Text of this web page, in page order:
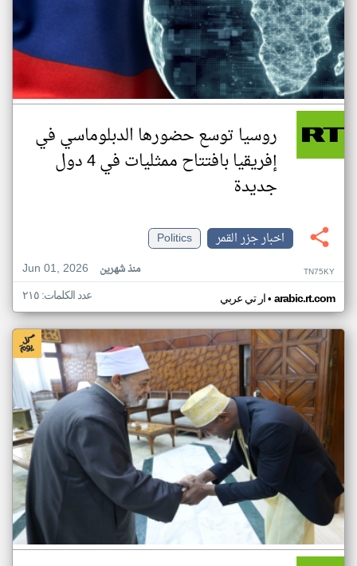
روسيا توسع حضورها الدبلوماسي في
إفريقيا بافتتاح ممثليات في 4 دول
جديدة
اخبار جزر القمر
Politics
Jun 01, 2026
منذ شهرين TN75KY
ار تي عربي• arabic.rt.com عدد الكلمات: ٢١٥